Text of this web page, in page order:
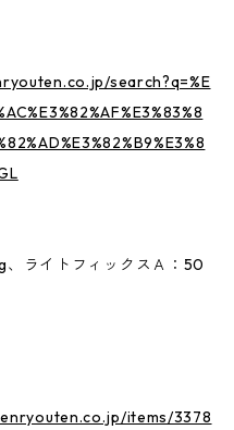
search?q=%E
ライトフィックスＡ：50
items/3378